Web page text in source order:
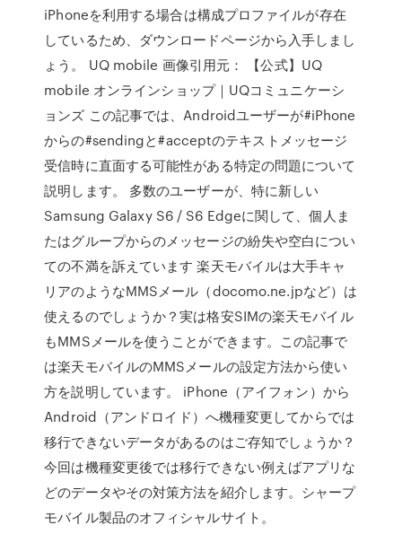
iPhoneを利用する場合は構成プロファイルが存在
しているため、ダウンロードページから入手しまし
ょう。 UQ mobile 画像引用元： 【公式】UQ
mobile オンラインショップ｜UQコミュニケーシ
ョンズ この記事では、Androidユーザーが#iPhone
からの#sendingと#acceptのテキストメッセージ
受信時に直面する可能性がある特定の問題について
説明します。 多数のユーザーが、特に新しい
Samsung Galaxy S6 / S6 Edgeに関して、個人ま
たはグループからのメッセージの紛失や空白につい
ての不満を訴えています 楽天モバイルは大手キャ
リアのようなMMSメール（docomo.ne.jpなど）は
使えるのでしょうか？実は格安SIMの楽天モバイル
もMMSメールを使うことができます。この記事で
は楽天モバイルのMMSメールの設定方法から使い
方を説明しています。 iPhone（アイフォン）から
Android（アンドロイド）へ機種変更してからでは
移行できないデータがあるのはご存知でしょうか？
今回は機種変更後では移行できない例えばアプリな
どのデータやその対策方法を紹介します。シャープ
モバイル製品のオフィシャルサイト。